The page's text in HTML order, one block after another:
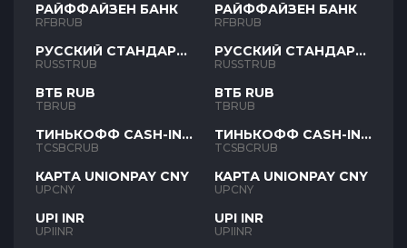
РАЙФФАЙЗЕН БАНК
RFBRUB
РУССКИЙ СТАНДАРТ
RUB
RUSSTRUB
ВТБ RUB
TBRUB
ТИНЬКОФФ CASH-IN
RUB
TCSBCRUB
КАРТА UNIONPAY CNY
UPCNY
UPI INR
UPIINR
РАЙФФАЙЗЕН БАНК
RFBRUB
РУССКИЙ СТАНДАРТ
RUB
RUSSTRUB
ВТБ RUB
TBRUB
ТИНЬКОФФ CASH-IN
RUB
TCSBCRUB
КАРТА UNIONPAY CNY
UPCNY
UPI INR
UPIINR